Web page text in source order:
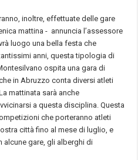
inoltre, effettuate delle gare
mattina - annuncia l’assessore
luogo una bella festa che
anni, questa tipologia di
ospita una gara di
in Abruzzo conta diversi atleti
mattinata sarà anche
a questa disciplina. Questa
che porteranno atleti
città fino al mese di luglio, e
alcune gare, gli alberghi di